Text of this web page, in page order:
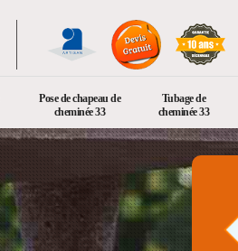
Pose de chapeau de
cheminée 33
Tubage de
cheminée 33